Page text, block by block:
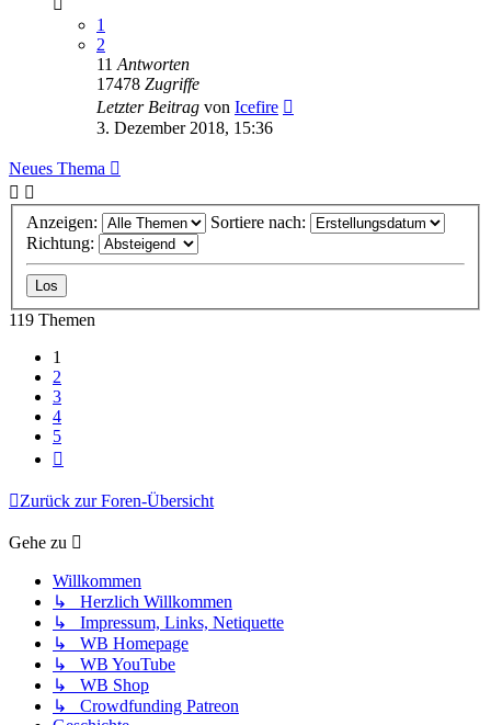
1
2
11 Antworten
17478 Zugriffe
Letzter Beitrag von Icefire
3. Dezember 2018, 15:36
Neues Thema
Anzeigen:
Sortiere nach:
Richtung:
119 Themen
1
2
3
4
5
Zurück zur Foren-Übersicht
Gehe zu
Willkommen
↳ Herzlich Willkommen
↳ Impressum, Links, Netiquette
↳ WB Homepage
↳ WB YouTube
↳ WB Shop
↳ Crowdfunding Patreon